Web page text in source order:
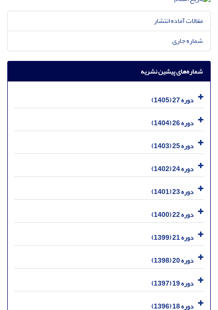
مقالات آماده انتشار
شماره جاری
شماره‌های پیشین نشریه
دوره 27 (1405)
دوره 26 (1404)
دوره 25 (1403)
دوره 24 (1402)
دوره 23 (1401)
دوره 22 (1400)
دوره 21 (1399)
دوره 20 (1398)
دوره 19 (1397)
دوره 18 (1396)